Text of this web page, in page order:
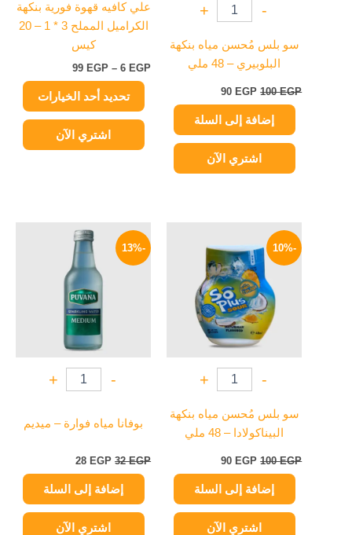
-
+
سو بلس مُحسن مياه بنكهة
البلوبيري – 48 ملي
100EGP
90 EGP
إضافة إلى السلة
اشتري الآن
علي كافيه قهوة فورية بنكهة
الكراميل المملح 3 * 1 – 20
كيس
6 EGP
–
99 EGP
تحديد أحد الخيارات
اختيار
الخيارات
صفحة
المنتج
اشتري الآن
-10%
-
+
سو بلس مُحسن مياه بنكهة
البيناكولادا – 48 ملي
100EGP
هو:
100 EGP.
90 EGP
هو:
90 EGP.
إضافة إلى السلة
اشتري الآن
-13%
-
+
بوفانا مياه فوارة – ميديم
32EGP
السعر
الأصلي
28 EGP
السعر
الحالي
هو:
28 EGP.
إضافة إلى السلة
اشتري الآن